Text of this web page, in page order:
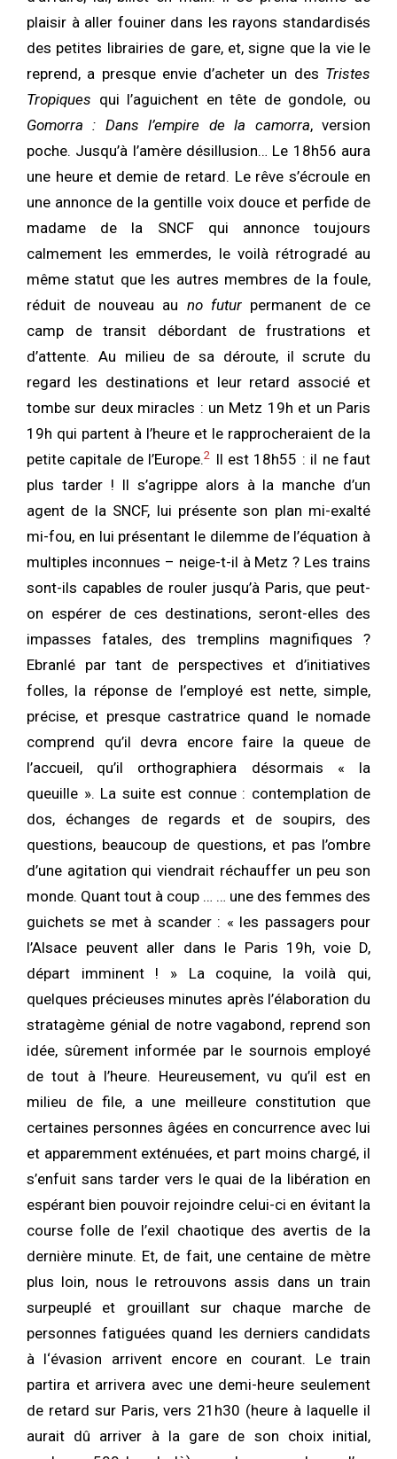
plaisir à aller fouiner dans les rayons standardisés
des petites librairies de gare, et, signe que la vie le
reprend, a presque envie d’acheter un des Tristes
Tropiques qui l’aguichent en tête de gondole, ou
Gomorra : Dans l’empire de la camorra, version
poche. Jusqu’à l’amère désillusion… Le 18h56 aura
une heure et demie de retard. Le rêve s’écroule en
une annonce de la gentille voix douce et perfide de
madame de la SNCF qui annonce toujours
calmement les emmerdes, le voilà rétrogradé au
même statut que les autres membres de la foule,
réduit de nouveau au no futurpermanent de ce
camp de transit débordant de frustrations et
d’attente. Au milieu de sa déroute, il scrute du
regard les destinations et leur retard associé et
tombe sur deux miracles : un Metz 19h et un Paris
19h qui partent à l’heure et le rapprocheraient de la
petite capitale de l’Europe.2 Il est 18h55 : il ne faut
plus tarder ! Il s’agrippe alors à la manche d’un
agent de la SNCF, lui présente son plan mi-exalté
mi-fou, en lui présentant le dilemme de l’équation à
multiples inconnues – neige-t-il à Metz ? Les trains
sont-ils capables de rouler jusqu’à Paris, que peut-
on espérer de ces destinations, seront-elles des
impasses fatales, des tremplins magnifiques ?
Ebranlé par tant de perspectives et d’initiatives
folles, la réponse de l’employé est nette, simple,
précise, et presque castratrice quand le nomade
comprend qu’il devra encore faire la queue de
l’accueil, qu’il orthographiera désormais « la
queuille ». La suite est connue : contemplation de
dos, échanges de regards et de soupirs, des
questions, beaucoup de questions, et pas l’ombre
d’une agitation qui viendrait réchauffer un peu son
monde. Quant tout à coup … … une des femmes des
guichets se met à scander : « les passagers pour
l’Alsace peuvent aller dans le Paris 19h, voie D,
départ imminent ! » La coquine, la voilà qui,
quelques précieuses minutes après l’élaboration du
stratagème génial de notre vagabond, reprend son
idée, sûrement informée par le sournois employé
de tout à l’heure. Heureusement, vu qu’il est en
milieu de file, a une meilleure constitution que
certaines personnes âgées en concurrence avec lui
et apparemment exténuées, et part moins chargé, il
s’enfuit sans tarder vers le quai de la libération en
espérant bien pouvoir rejoindre celui-ci en évitant la
course folle de l’exil chaotique des avertis de la
dernière minute. Et, de fait, une centaine de mètre
plus loin, nous le retrouvons assis dans un train
surpeuplé et grouillant sur chaque marche de
personnes fatiguées quand les derniers candidats
à l‘évasion arrivent encore en courant. Le train
partira et arrivera avec une demi-heure seulement
de retard sur Paris, vers 21h30 (heure à laquelle il
aurait dû arriver à la gare de son choix initial,